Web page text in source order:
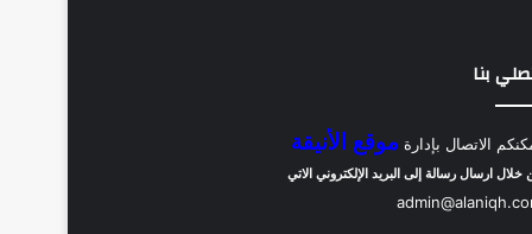
بنا
الاتصال بإدارة موقع الأنيقة
خلال ارسال رسالة إلى البريد الإلكتروني الاتي